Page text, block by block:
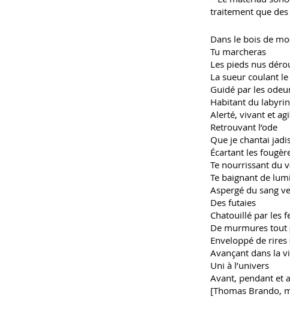
traitement que
Dans le bois de
Tu marcheras
Les pieds nus
La sueur coulant
Guidé par les
Habitant du
Alerté, vivant et
Retrouvant l’ode
Que je chantai
Écartant les
Te nourrissant du
Te baignant de
Aspergé du sang
Des futaies
Chatouillé par les
De murmures tout
Enveloppé de
Avançant dans la
Uni à l’univers
Avant, pendant et
[Thomas Brando,